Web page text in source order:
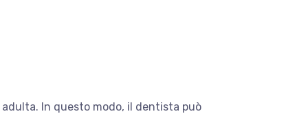
In questo modo, il dentista può